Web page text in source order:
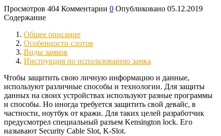
Просмотров 404 Комментарии 0 Опубликовано 05.12.2019
Содержание
Общее описание
Особенности слотов
Виды замков
Инструкция по использованию замка
Чтобы защитить свою личную информацию и данные,
используют различные способы и технологии. Для защиты
данных на своих устройствах используют разные программы
и способы. Но иногда требуется защитить свой девайс, в
частности, ноутбук от кражи. Для таких целей разработчик
предусмотрел специальный разъем Kensington lock. Его
называют Security Cable Slot, K-Slot.